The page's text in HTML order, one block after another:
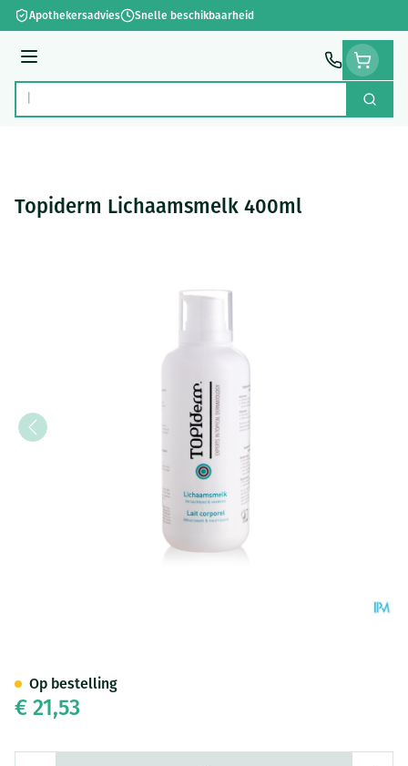
Ga naar de inhoud
Apothekersadvies Snelle beschikbaarheid
Menu
Product, merk, categorie... Zoek
Topiderm Lichaamsmelk 400ml
€ 21,53
Op bestelling